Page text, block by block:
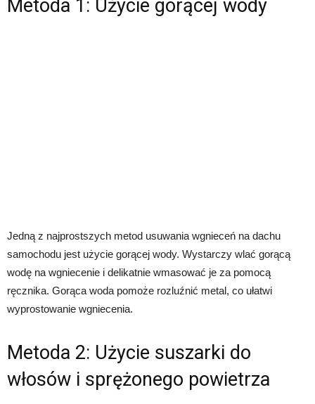
Metoda 1: Użycie gorącej wody
Jedną z najprostszych metod usuwania wgnieceń na dachu
samochodu jest użycie gorącej wody. Wystarczy wlać gorącą
wodę na wgniecenie i delikatnie wmasować je za pomocą
ręcznika. Gorąca woda pomoże rozluźnić metal, co ułatwi
wyprostowanie wgniecenia.
Metoda 2: Użycie suszarki do
włosów i sprężonego powietrza